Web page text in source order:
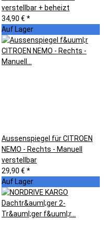
verstellbar + beheizt
34,90 € *
Auf Lager
Aussenspiegel für CITROEN
NEMO - Rechts - Manuell
verstellbar
29,90 € *
Auf Lager